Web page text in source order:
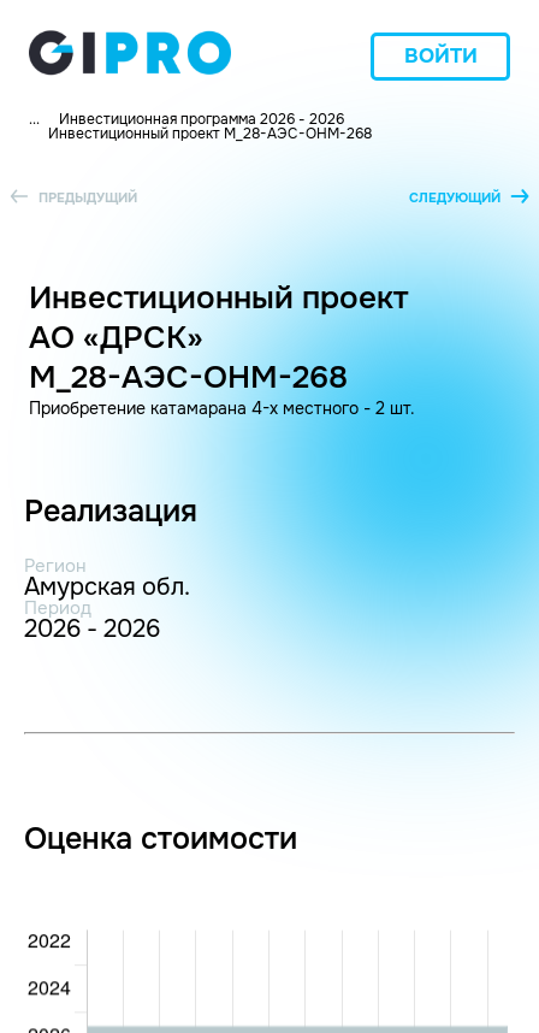
ВОЙТИ
... Инвестиционная программа 2026 - 2026
Инвестиционный проект M_28-АЭС-ОНМ-268
ПРЕДЫДУЩИЙ СЛЕДУЮЩИЙ
Инвестиционный проект
АО «ДРСК»
M_28-АЭС-ОНМ-268
Приобретение катамарана 4-х местного - 2 шт.
Реализация
Регион
Амурская обл.
Период
2026 - 2026
Оценка стоимости